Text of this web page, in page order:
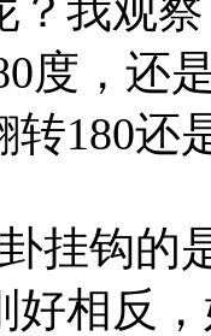
？我观
度，还
转180还
挂钩的
好相反